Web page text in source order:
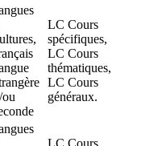
ou
LC Cours
spécifiques,
LC Cours
thématiques,
LC Cours
généraux.
LC Cours